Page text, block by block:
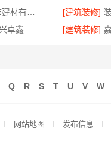
[建筑装修]
[建筑装修]
Q R S T U V W
网站地图 发布信息